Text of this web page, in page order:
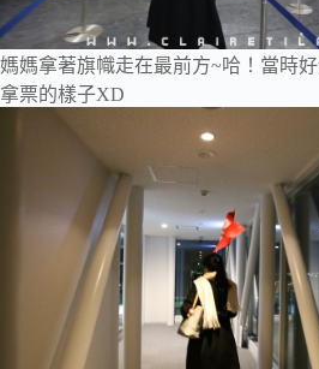
媽媽拿著旗幟走在最前方~哈！當時
拿票的樣子XD